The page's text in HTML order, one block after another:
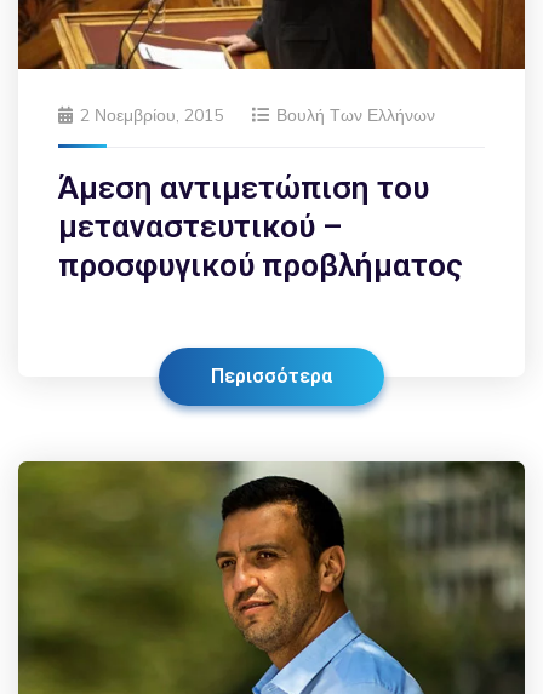
2 Νοεμβρίου, 2015 Βουλή Των Ελλήνων
Άμεση αντιμετώπιση του
μεταναστευτικού –
προσφυγικού προβλήματος
Περισσότερα